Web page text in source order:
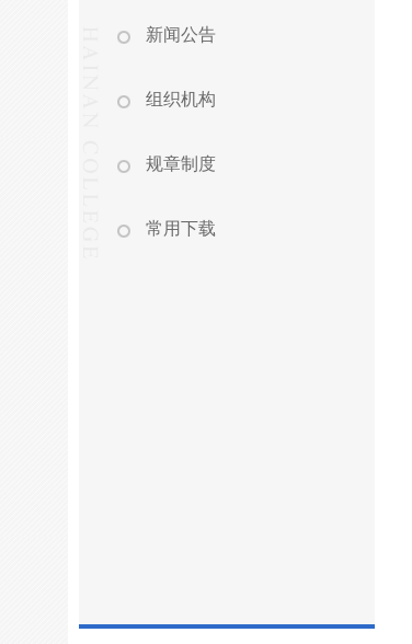
新闻公告
组织机构
规章制度
常用下载